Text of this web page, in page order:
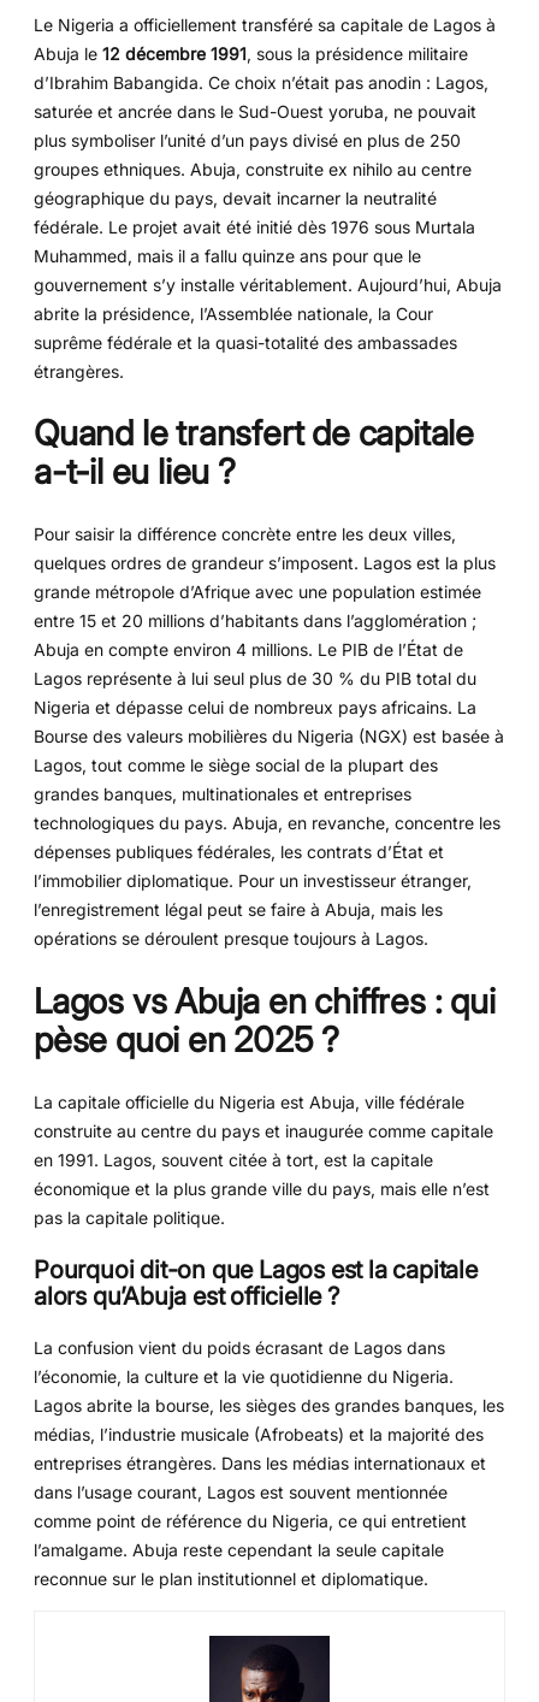
Le Nigeria a officiellement transféré sa capitale de Lagos à
Abuja le 12 décembre 1991, sous la présidence militaire
d’Ibrahim Babangida. Ce choix n’était pas anodin : Lagos,
saturée et ancrée dans le Sud-Ouest yoruba, ne pouvait
plus symboliser l’unité d’un pays divisé en plus de 250
groupes ethniques. Abuja, construite ex nihilo au centre
géographique du pays, devait incarner la neutralité
fédérale. Le projet avait été initié dès 1976 sous Murtala
Muhammed, mais il a fallu quinze ans pour que le
gouvernement s’y installe véritablement. Aujourd’hui, Abuja
abrite la présidence, l’Assemblée nationale, la Cour
suprême fédérale et la quasi-totalité des ambassades
étrangères.
Quand le transfert de capitale
a-t-il eu lieu ?
Pour saisir la différence concrète entre les deux villes,
quelques ordres de grandeur s’imposent. Lagos est la plus
grande métropole d’Afrique avec une population estimée
entre 15 et 20 millions d’habitants dans l’agglomération ;
Abuja en compte environ 4 millions. Le PIB de l’État de
Lagos représente à lui seul plus de 30 % du PIB total du
Nigeria et dépasse celui de nombreux pays africains. La
Bourse des valeurs mobilières du Nigeria (NGX) est basée à
Lagos, tout comme le siège social de la plupart des
grandes banques, multinationales et entreprises
technologiques du pays. Abuja, en revanche, concentre les
dépenses publiques fédérales, les contrats d’État et
l’immobilier diplomatique. Pour un investisseur étranger,
l’enregistrement légal peut se faire à Abuja, mais les
opérations se déroulent presque toujours à Lagos.
Lagos vs Abuja en chiffres : qui
pèse quoi en 2025 ?
La capitale officielle du Nigeria est Abuja, ville fédérale
construite au centre du pays et inaugurée comme capitale
en 1991. Lagos, souvent citée à tort, est la capitale
économique et la plus grande ville du pays, mais elle n’est
pas la capitale politique.
Pourquoi dit-on que Lagos est la capitale
alors qu’Abuja est officielle ?
La confusion vient du poids écrasant de Lagos dans
l’économie, la culture et la vie quotidienne du Nigeria.
Lagos abrite la bourse, les sièges des grandes banques, les
médias, l’industrie musicale (Afrobeats) et la majorité des
entreprises étrangères. Dans les médias internationaux et
dans l’usage courant, Lagos est souvent mentionnée
comme point de référence du Nigeria, ce qui entretient
l’amalgame. Abuja reste cependant la seule capitale
reconnue sur le plan institutionnel et diplomatique.